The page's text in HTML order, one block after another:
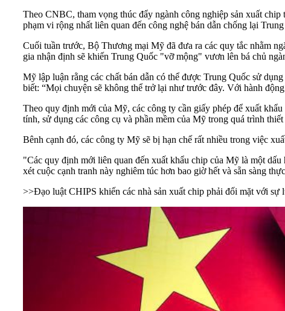
Theo CNBC, tham vọng thúc đẩy ngành công nghiệp sản xuất chip
phạm vi rộng nhất liên quan đến công nghệ bán dẫn chống lại
Cuối tuần trước, Bộ Thương mại Mỹ đã đưa ra các quy tắc nhằm
gia nhận định sẽ khiến Trung Quốc "vỡ mộng" vươn lên bá chủ
Mỹ lập luận rằng các chất bán dẫn có thể được Trung Quốc sử
biết: “Mọi chuyện sẽ không thể trở lại như trước đây. Với hành
Theo quy định mới của Mỹ, các công ty cần giấy phép để xuất
tính, sử dụng các công cụ và phần mềm của Mỹ trong quá trình
Bênh cạnh đó, các công ty Mỹ sẽ bị hạn chế rất nhiều trong việc
"Các quy định mới liên quan đến xuất khẩu chip của Mỹ là một
xét cuộc cạnh tranh này nghiêm túc hơn bao giờ hết và sẵn sàng
>>Đạo luật CHIPS khiến các nhà sản xuất chip phải đối mặt với